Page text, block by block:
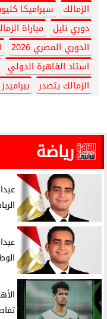
الزمالك سيراميكا
دوري نايل
مباراة
الدوري المصري 2026
استاد القاهرة الدولي
الزمالك يتصدر
بيراميدز
رياضة